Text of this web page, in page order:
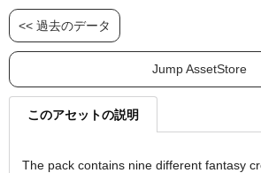
<< 過去のデータ
Jump AssetStore
このアセットの説明
The pack contains nine different fantasy